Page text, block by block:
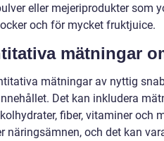
eller mejeriprodukter som
och för mycket fruktjuice.
mätningar
mätningar av nyttig
Det kan inkludera
fiber, vitaminer och
näringsämnen, och det kan